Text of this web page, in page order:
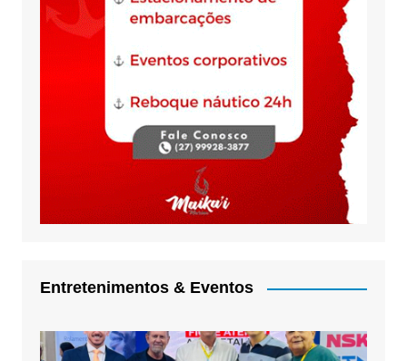
Entretenimentos & Eventos